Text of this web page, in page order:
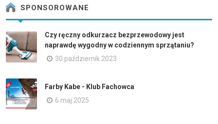
SPONSOROWANE
Czy ręczny odkurzacz bezprzewodowy jest
naprawdę wygodny w codziennym sprzątaniu?
30 październik 2023
Farby Kabe - Klub Fachowca
6 maj 2025